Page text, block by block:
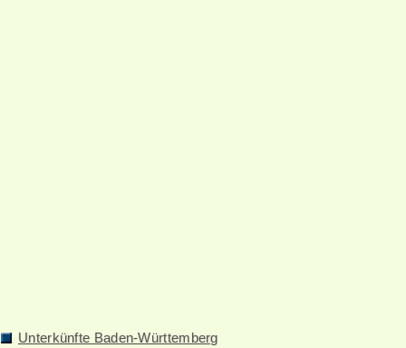
Unterkünfte Baden-Württemberg